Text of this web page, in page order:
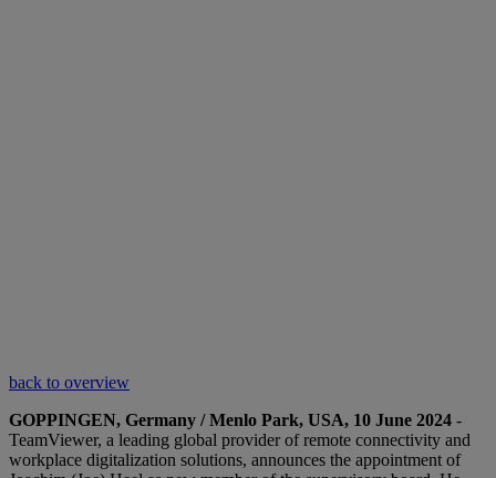
back to overview
GOPPINGEN, Germany / Menlo Park, USA, 10 June 2024 -
TeamViewer, a leading global provider of remote connectivity and
workplace digitalization solutions, announces the appointment of